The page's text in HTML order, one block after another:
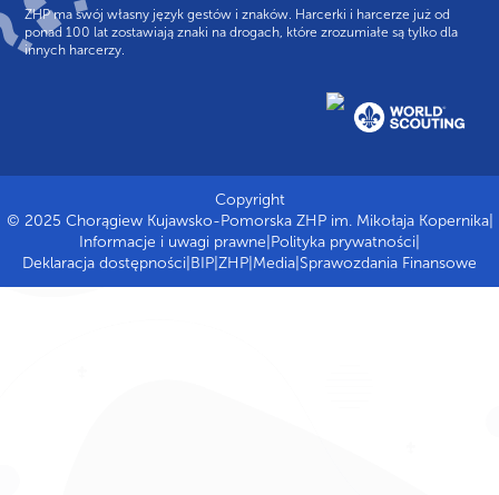
ZHP ma swój własny język gestów i znaków. Harcerki i harcerze już od
ponad 100 lat zostawiają znaki na drogach, które zrozumiałe są tylko dla
innych harcerzy.
Copyright
© 2025 Chorągiew Kujawsko-Pomorska ZHP im. Mikołaja Kopernika|
Informacje i uwagi prawne Polityka prywatności
Deklaracja dostępności BIP ZHP Media Sprawozdania Finansowe